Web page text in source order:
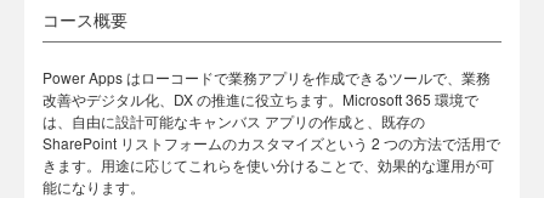
コース概要
Power Apps はローコードで業務アプリを作成できるツールで、業務
改善やデジタル化、DX の推進に役立ちます。Microsoft 365 環境で
は、自由に設計可能なキャンバス アプリの作成と、既存の
SharePoint リストフォームのカスタマイズという 2 つの方法で活用で
きます。用途に応じてこれらを使い分けることで、効果的な運用が可
能になります。